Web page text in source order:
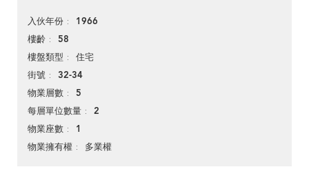
入伙年份 1966
樓齡 58
樓盤類型 住宅
街號 32-34
物業層數 5
每層單位數量 2
物業座數 1
物業擁有權 多業權